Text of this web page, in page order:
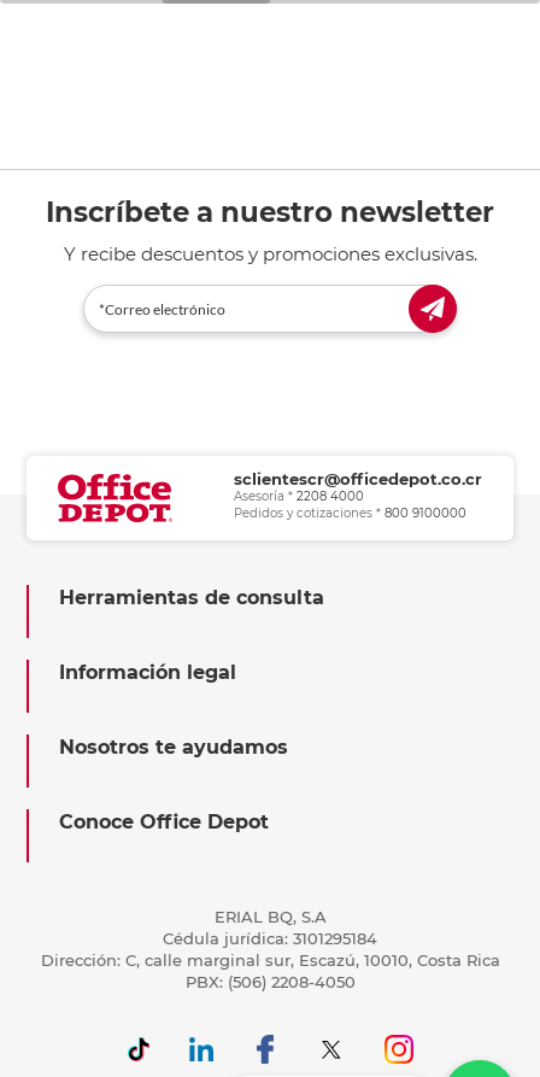
Inscríbete a nuestro newsletter
Y recibe descuentos y promociones exclusivas.
sclientescr@officedepot.co.cr
Asesoría *2208 4000
Pedidos y cotizaciones *800 9100000
Herramientas de consulta
Información legal
Nosotros te ayudamos
Conoce Office Depot
ERIAL BQ, S.A
Cédula jurídica: 3101295184
Dirección: C, calle marginal sur, Escazú, 10010, Costa Rica
PBX: (506) 2208-4050